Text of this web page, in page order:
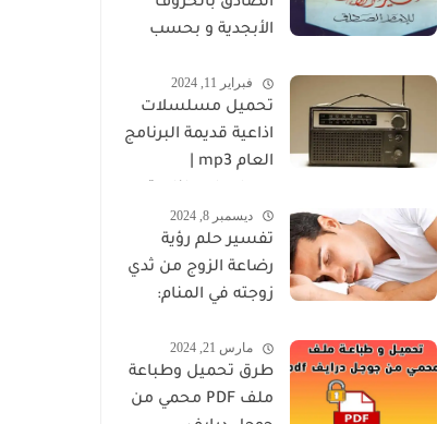
الأبجدية و بحسب
فبراير 11, 2024
تحميل مسلسلات
اذاعية قديمة البرنامج
كاملة برابط واحد
ديسمبر 8, 2024
تفسير حلم رؤية
رضاعة الزوج من ثدي
زوجته في المنام:
والنفسية
مارس 21, 2024
طرق تحميل وطباعة
ملف PDF محمي من